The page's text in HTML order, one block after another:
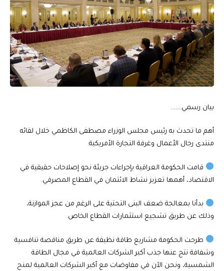
بيان رسمي…….
أهم ما تحدث به رئيس مجلس الوزراء مصطفى الكاظمي خلال لقائه
منتدى رجال الأعمال وغرفة التجارة الأمريكية:
قامت الحكومة العراقية بإجراءات جريئة نحو إصلاحات حقيقية في
الاقتصاد، أهمها تعزيز نشاط الائتمان في القطاع المصرفي.
بدأنا بمعالجة ضعف البنى التحتية على الرغم من عجز الموازنة،
وذلك عن طريق تشجيع استثمارات القطاع الخاص.
طرحت الحكومة مشاريع طاقة نظيفة عن طريق مناقصة تنافسية
وشفافة نتج عنها جذب أكبر الشركات العالمية في مجال الطاقة
الشمسية، ونحن الآن في مفاوضات مع أكبر الشركات العالمية لمنح